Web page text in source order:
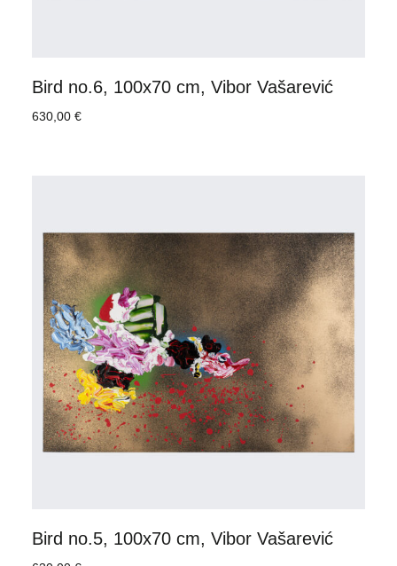
Bird no.6, 100x70 cm, Vibor Vašarević
630,00 €
Bird no.5, 100x70 cm, Vibor Vašarević